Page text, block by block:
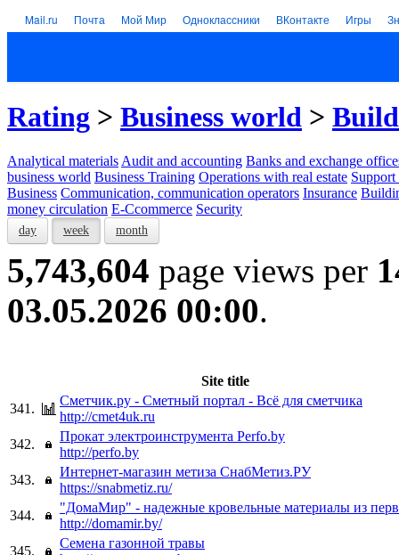
Mail.ru Почта Мой Мир Одноклассники ВКонтакте Игры
Rating > Business world >
Analytical materials Audit and accounting Banks and exchange
business world Business Training Operations with real estate Support
Business Communication, communication operators Insurance
money circulation E-Ccommerce Security
day week month
5,743,604 page views per
03.05.2026 00:00.
Site title
341.
Сметчик.ру - Сметный портал - Всё для сметчика
http://cmet4uk.ru
342.
Прокат электроинструмента Perfo.by
http://perfo.by
343.
Интернет-магазин метиза СнабМетиз.РУ
https://snabmetiz.ru/
344.
"ДомаМир" - надежные кровельные материалы из
http://domamir.by/
345.
Семена газонной травы